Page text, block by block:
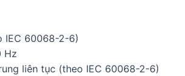
IEC 60068-2-6)
Hz
liên tục (theo IEC 60068-2-6)